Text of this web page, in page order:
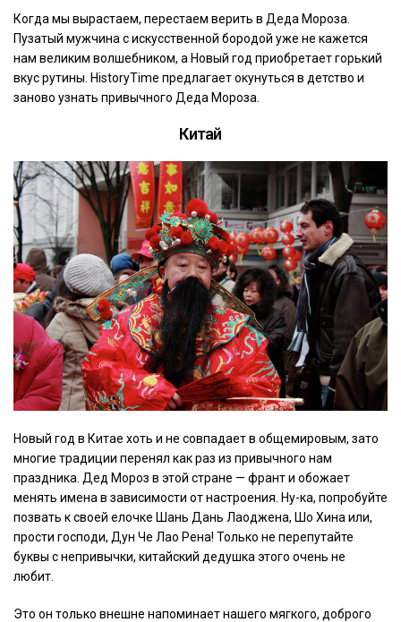
Когда мы вырастаем, перестаем верить в Деда Мороза.
Пузатый мужчина с искусственной бородой уже не кажется
нам великим волшебником, а Новый год приобретает горький
вкус рутины. HistoryTime предлагает окунуться в детство и
заново узнать привычного Деда Мороза.
Китай
Новый год в Китае хоть и не совпадает в общемировым, зато
многие традиции перенял как раз из привычного нам
праздника. Дед Мороз в этой стране — франт и обожает
менять имена в зависимости от настроения. Ну-ка, попробуйте
позвать к своей елочке Шань Дань Лаоджена, Шо Хина или,
прости господи, Дун Че Лао Рена! Только не перепутайте
буквы с непривычки, китайский дедушка этого очень не
любит.
Это он только внешне напоминает нашего мягкого, доброго